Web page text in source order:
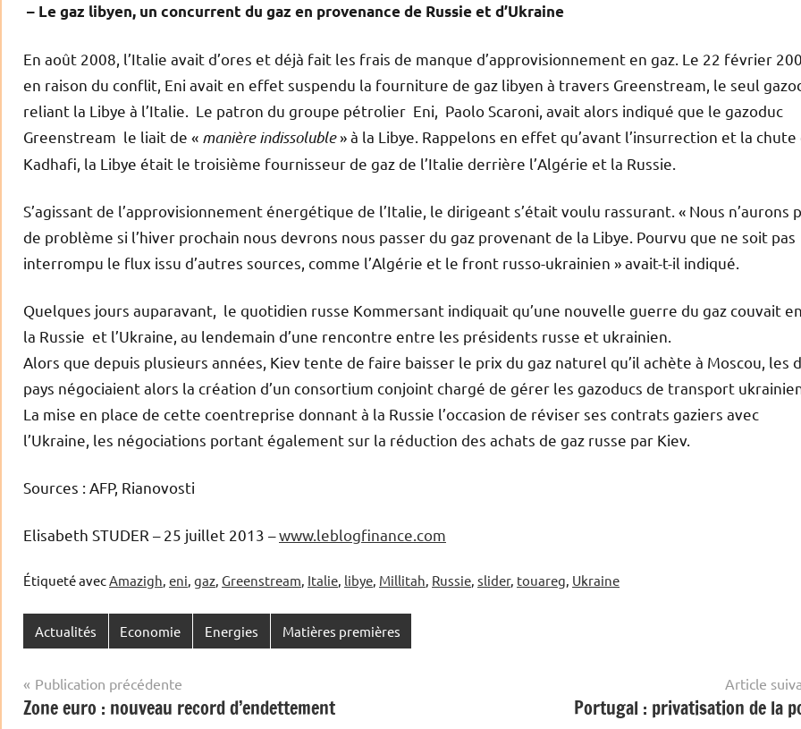
– Le gaz libyen, un concurrent du gaz en provenance de Russie et d’Ukraine
En août 2008, l’Italie avait d’ores et déjà fait les frais de manque d’approvisionnement en gaz. Le 22 février
en raison du conflit, Eni avait en effet suspendu la fourniture de gaz libyen à travers Greenstream, le seul
reliant la Libye à l’Italie. Le patron du groupe pétrolier Eni, Paolo Scaroni, avait alors indiqué que le gazoduc
Greenstream le liait de « manière indissoluble» à la Libye. Rappelons en effet qu’avant l’insurrection et la chute
Kadhafi, la Libye était le troisième fournisseur de gaz de l’Italie derrière l’Algérie et la Russie.
S’agissant de l’approvisionnement énergétique de l’Italie, le dirigeant s’était voulu rassurant. « Nous n’aurons
de problème si l’hiver prochain nous devrons nous passer du gaz provenant de la Libye. Pourvu que ne soit pas
interrompu le flux issu d’autres sources, comme l’Algérie et le front russo-ukrainien » avait-t-il indiqué.
Quelques jours auparavant, le quotidien russe Kommersant indiquait qu’une nouvelle guerre du gaz couvait
la Russie et l’Ukraine, au lendemain d’une rencontre entre les présidents russe et ukrainien.
Alors que depuis plusieurs années, Kiev tente de faire baisser le prix du gaz naturel qu’il achète à Moscou, les
pays négociaient alors la création d’un consortium conjoint chargé de gérer les gazoducs de transport
La mise en place de cette coentreprise donnant à la Russie l’occasion de réviser ses contrats gaziers avec
l’Ukraine, les négociations portant également sur la réduction des achats de gaz russe par Kiev.
Sources : AFP, Rianovosti
Elisabeth STUDER – 25 juillet 2013 –www.leblogfinance.com
Étiqueté avecAmazigh, eni, gaz, Greenstream, Italie, libye, Millitah, Russie, slider, touareg, Ukraine
Actualités Economie Energies Matières premières
Navigation
de
Publication précédente
Zone euro : nouveau record d’endettement
Article
Portugal : privatisation de la